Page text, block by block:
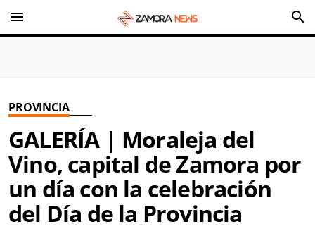
menu search
PROVINCIA
GALERÍA | Moraleja del
Vino, capital de Zamora por
un día con la celebración
del Día de la Provincia